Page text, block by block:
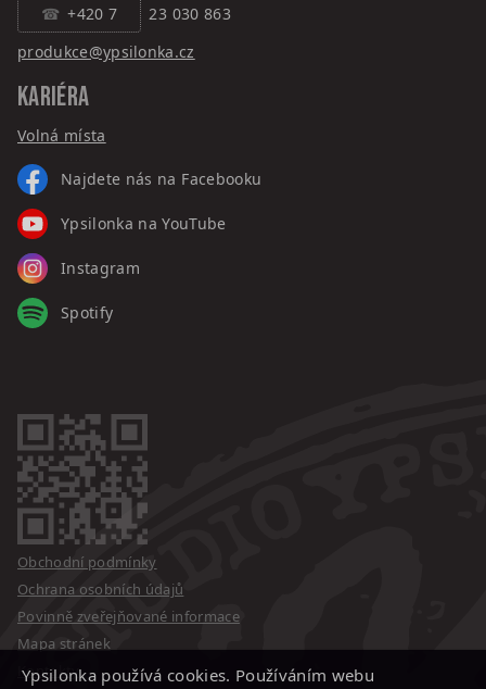
+420 7
23 030 863
produkce@ypsilonka.cz
KARIÉRA
Volná místa
Najdete nás na Facebooku
Ypsilonka na YouTube
Instagram
Spotify
Obchodní podmínky
Ochrana osobních údajů
Povinně zveřejňované informace
Mapa stránek
Kontakty
Ypsilonka používá cookies. Používáním webu